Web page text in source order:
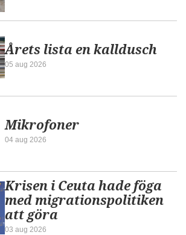
Årets lista en kalldusch
05 aug 2026
Mikrofoner
04 aug 2026
Krisen i Ceuta hade föga
med migrationspolitiken
att göra
03 aug 2026